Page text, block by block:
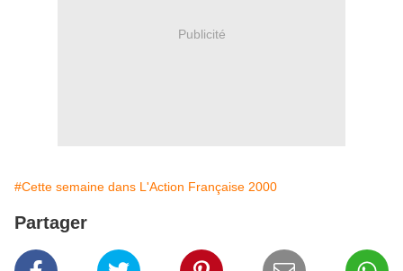
Publicité
#Cette semaine dans L'Action Française 2000
Partager